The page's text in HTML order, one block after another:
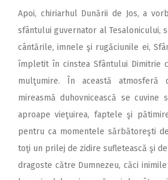
Apoi, chiriarhul Dunării de Jos, a
sfântului guvernator al Tesalonicului,
cântările, imnele şi rugăciunile ei,
împletit în cinstea Sfântului Dimitrie
mulţumire. În această atmosferă
mireasmă duhovnicească se cuvine
aproape vieţuirea, faptele şi
pentru ca momentele sărbătoreşti
toţi un prilej de zidire sufletească şi
dragoste către Dumnezeu, căci